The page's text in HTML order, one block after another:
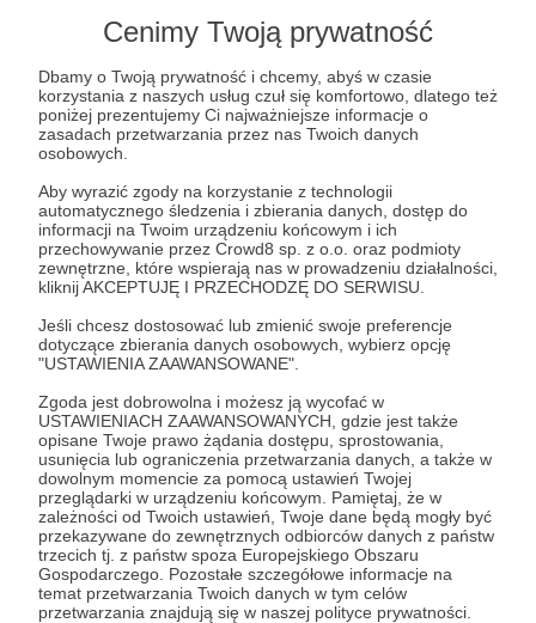
Cenimy Twoją prywatność
Dbamy o Twoją prywatność i chcemy, abyś w czasie
korzystania z naszych usług czuł się komfortowo, dlatego też
poniżej prezentujemy Ci najważniejsze informacje o
zasadach przetwarzania przez nas Twoich danych
osobowych.
Aby wyrazić zgody na korzystanie z technologii
automatycznego śledzenia i zbierania danych, dostęp do
informacji na Twoim urządzeniu końcowym i ich
przechowywanie przez Crowd8 sp. z o.o. oraz podmioty
zewnętrzne, które wspierają nas w prowadzeniu działalności,
kliknij AKCEPTUJĘ I PRZECHODZĘ DO SERWISU.
Jeśli chcesz dostosować lub zmienić swoje preferencje
dotyczące zbierania danych osobowych, wybierz opcję
"USTAWIENIA ZAAWANSOWANE".
Zgoda jest dobrowolna i możesz ją wycofać w
USTAWIENIACH ZAAWANSOWANYCH, gdzie jest także
opisane Twoje prawo żądania dostępu, sprostowania,
usunięcia lub ograniczenia przetwarzania danych, a także w
dowolnym momencie za pomocą ustawień Twojej
przeglądarki w urządzeniu końcowym. Pamiętaj, że w
zależności od Twoich ustawień, Twoje dane będą mogły być
przekazywane do zewnętrznych odbiorców danych z państw
trzecich tj. z państw spoza Europejskiego Obszaru
Gospodarczego. Pozostałe szczegółowe informacje na
temat przetwarzania Twoich danych w tym celów
przetwarzania znajdują się w naszej polityce prywatności.
wyrażenia sprzeciwu wobec przetwarzania Twoich danych
osobowych. Rejestracja dla osób niepełnoletnich możliwa
jest po przekazaniu podpisanego formularza "Zgodna na
założenie konta przez osobę niepełnoletnią", formularz
dostępny jest na stronie regulaminu Patronite.pl.
* Zapoznałem się i akceptujęRegulaminserwisu oraz
Prywatności.
* Wyrażam zgodę na przetwarzanie moich danych
osobowych podanych w formularzu rejestracyjnym w celu
prawidłowego świadczenia usług serwisu Patronite.
Wyrażam zgodę na otrzymywanie drogą elektroniczną
informacji handlowych - newslettera. Opcja ta może zostać
zmieniona w ustawieniach konta.